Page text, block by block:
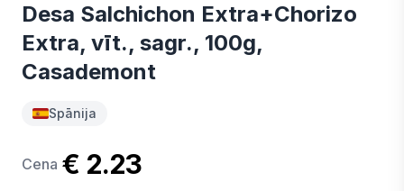
Desa Salchichon Extra+Chorizo
Extra, vīt., sagr., 100g,
Casademont
Spānija
Cena € 2.23